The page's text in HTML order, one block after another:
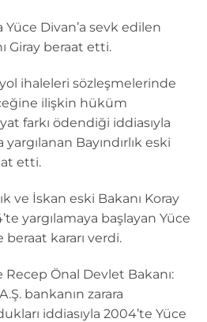
Yüce Divan’a sevk edilen
Giray beraat etti.
ihaleleri sözleşmelerinde
ilişkin hüküm
farkı ödendiği iddiasıyla
Bayındırlık eski
etti.
ve İskan eski Bakanı Koray
yargılamaya başlayan Yüce
beraat kararı verdi.
Önal Devlet Bakanı:
bankanın zarara
iddiasıyla 2004’te Yüce